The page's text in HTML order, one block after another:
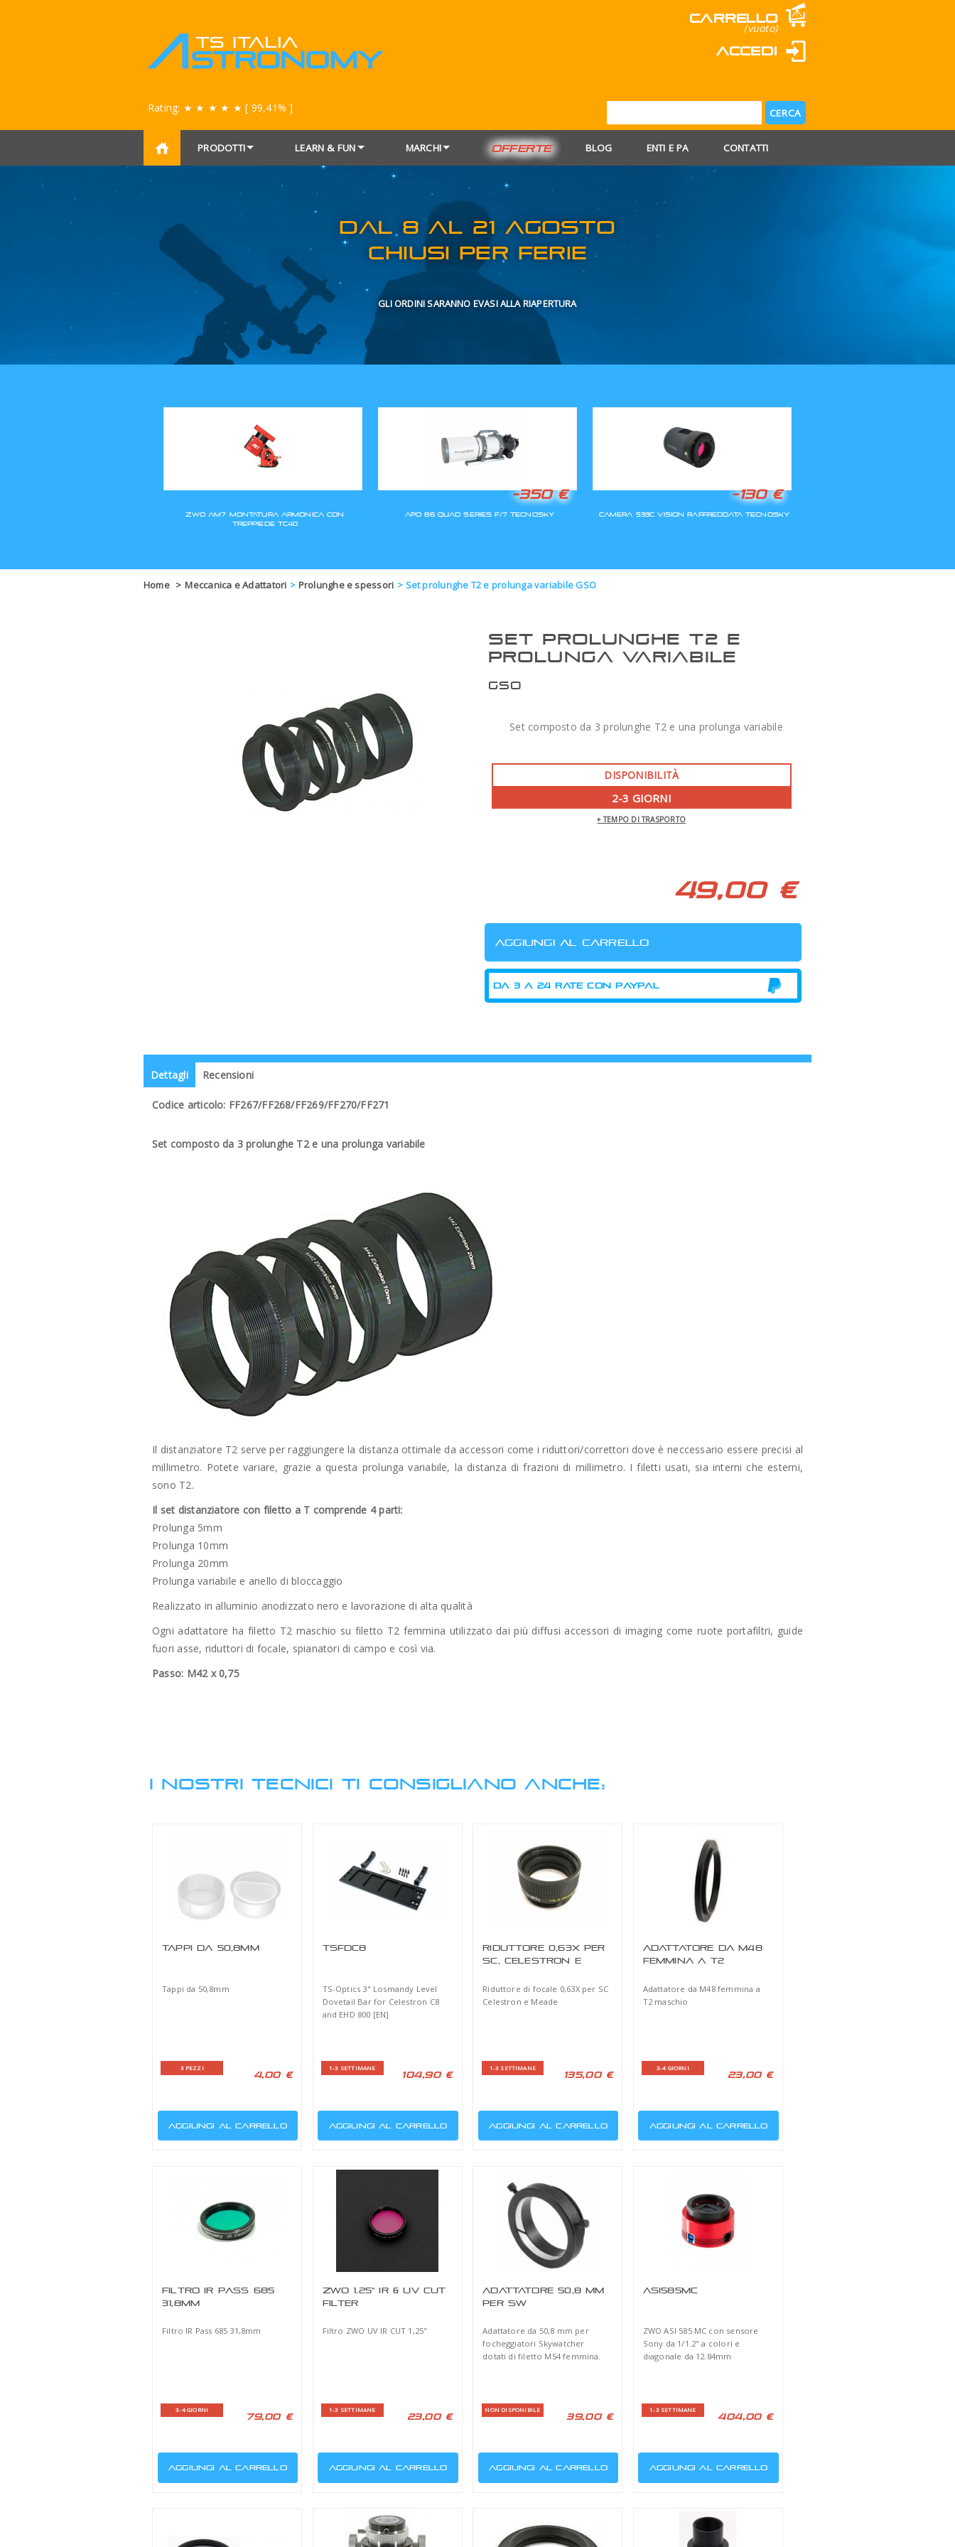
Carrello
(vuoto)
Accedi
Rating: ★ ★ ★ ★ ★ [ 99,41% ]
PRODOTTI LEARN & FUN MARCHI OFFERTE BLOG ENTI E PA CONTATTI
DAL 8 AL 21 AGOSTO
CHIUSI PER FERIE
Home > Meccanica e Adattatori > Prolunghe e spessori > Set prolunghe T2 e prolunga variabile GSO
SET PROLUNGHE T2 E
PROLUNGA VARIABILE
GSO
Set composto da 3 prolunghe T2 e una prolunga variabile
DISPONIBILITÀ
2-3 GIORNI
+ TEMPO DI TRASPORTO
49,00 €
Dettagli Recensioni
Codice articolo: FF267/FF268/FF269/FF270/FF271
Set composto da 3 prolunghe T2 e una prolunga variabile
Il distanziatore T2 serve per raggiungere la distanza ottimale da accessori come i riduttori/correttori dove è neccessario essere precisi al
millimetro. Potete variare, grazie a questa prolunga variabile, la distanza di frazioni di millimetro. I filetti usati, sia interni che esterni,
sono T2.
Il set distanziatore con filetto a T comprende 4 parti:
Prolunga 5mm
Prolunga 10mm
Prolunga 20mm
Prolunga variabile e anello di bloccaggio
Realizzato in alluminio anodizzato nero e lavorazione di alta qualità
Ogni adattatore ha filetto T2 maschio su filetto T2 femmina utilizzato dai più diffusi accessori di imaging come ruote portafiltri, guide
fuori asse, riduttori di focale, spianatori di campo e così via.
Passo: M42 x 0,75
I NOSTRI TECNICI TI CONSIGLIANO ANCHE:
Tappi da 50,8mm
TS-Optics 3" Losmandy Level
and EHD 800 [EN]
SC, CELESTRON E
MEADE
Riduttore di focale 0,63X per SC